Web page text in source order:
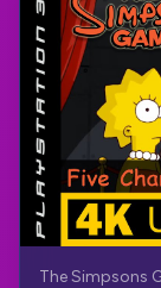
The Simpsons